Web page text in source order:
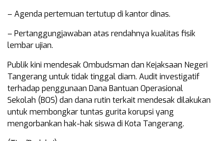
– Agenda pertemuan tertutup di kantor dinas.
– Pertanggungjawaban atas rendahnya kualitas fisik
lembar ujian.
Publik kini mendesak Ombudsman dan Kejaksaan Negeri
Tangerang untuk tidak tinggal diam. Audit investigatif
terhadap penggunaan Dana Bantuan Operasional
Sekolah (BOS) dan dana rutin terkait mendesak dilakukan
untuk membongkar tuntas gurita korupsi yang
mengorbankan hak-hak siswa di Kota Tangerang.